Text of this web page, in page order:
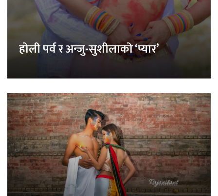
होली पर्व र अन्जु-सुशीलाको ‘प्यार’